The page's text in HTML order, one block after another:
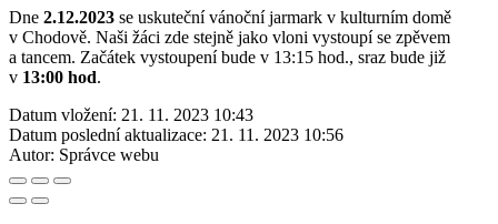
Dne 2.12.2023 se uskuteční vánoční jarmark v kulturním domě
v Chodově. Naši žáci zde stejně jako vloni vystoupí se zpěvem
a tancem. Začátek vystoupení bude v 13:15 hod., sraz bude již
v 13:00 hod.
Datum vložení: 21. 11. 2023 10:43
Datum poslední aktualizace: 21. 11. 2023 10:56
Autor: Správce webu